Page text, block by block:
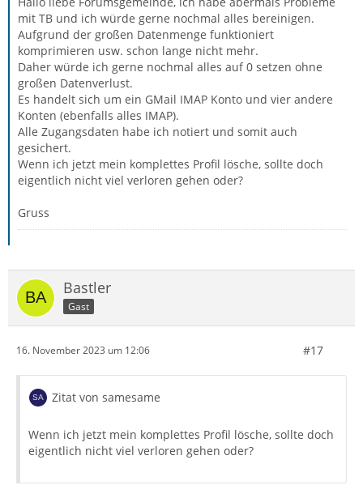
mit TB und ich würde gerne nochmal alles bereinigen.
Aufgrund der großen Datenmenge funktioniert
komprimieren usw. schon lange nicht mehr.
Daher würde ich gerne nochmal alles auf 0 setzen ohne
großen Datenverlust.
Es handelt sich um ein GMail IMAP Konto und vier andere
Konten (ebenfalls alles IMAP).
Alle Zugangsdaten habe ich notiert und somit auch
gesichert.
Wenn ich jetzt mein komplettes Profil lösche, sollte doch
eigentlich nicht viel verloren gehen oder?
Gruss
Bastler
Gast
16. November 2023 um 12:06 #17
Zitat von samesame
Wenn ich jetzt mein komplettes Profil lösche, sollte doch
eigentlich nicht viel verloren gehen oder?